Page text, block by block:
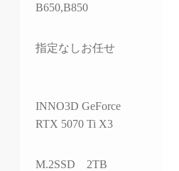
B650,B850
指定なしお任せ
INNO3D GeForce
RTX 5070 Ti X3
M.2SSD 2TB